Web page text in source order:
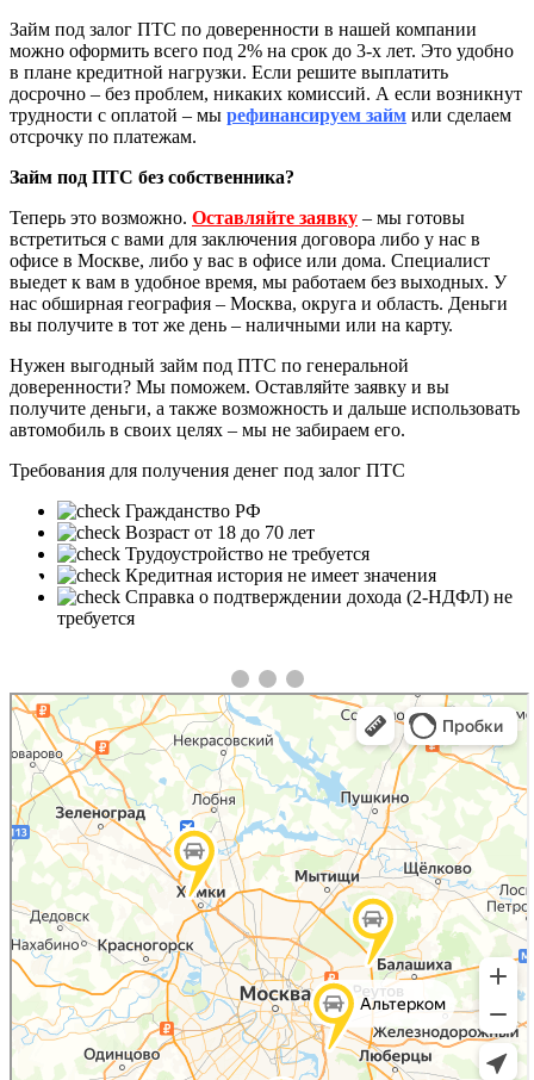
Займ под залог ПТС по доверенности в нашей компании
можно оформить всего под 2% на срок до 3-х лет. Это удобно
в плане кредитной нагрузки. Если решите выплатить
досрочно – без проблем, никаких комиссий. А если возникнут
трудности с оплатой – мы рефинансируем займ или сделаем
отсрочку по платежам.
Займ под ПТС без собственника?
Теперь это возможно. Оставляйте заявку – мы готовы
встретиться с вами для заключения договора либо у нас в
офисе в Москве, либо у вас в офисе или дома. Специалист
выедет к вам в удобное время, мы работаем без выходных. У
нас обширная география – Москва, округа и область. Деньги
вы получите в тот же день – наличными или на карту.
Нужен выгодный займ под ПТС по генеральной
доверенности? Мы поможем. Оставляйте заявку и вы
получите деньги, а также возможность и дальше использовать
автомобиль в своих целях – мы не забираем его.
Требования для получения денег под залог ПТС
Гражданство РФ
Возраст от 18 до 70 лет
Трудоустройство не требуется
Кредитная история не имеет значения
Справка о подтверждении дохода (2-НДФЛ) не
требуется
❮